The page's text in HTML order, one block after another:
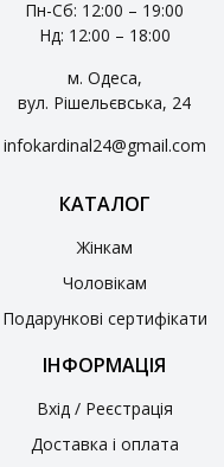
Пн-Сб: 12:00 – 19:00
Нд: 12:00 – 18:00
м. Одеса,
вул. Рішельєвська, 24
infokardinal24@gmail.com
КАТАЛОГ
Жінкам
Чоловікам
Подарункові сертифікати
ІНФОРМАЦІЯ
Вхід / Реєстрація
Доставка і оплата